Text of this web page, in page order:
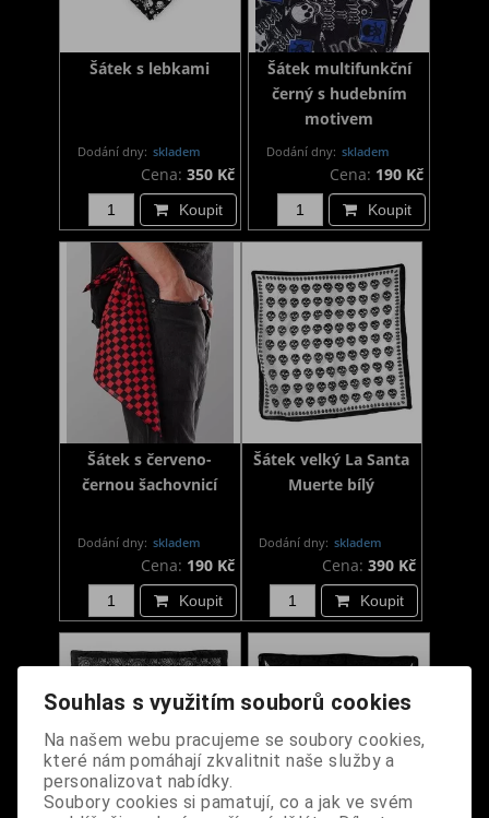
Šátek s lebkami
Dodání dny: skladem
Cena: 350 Kč
Koupit
Šátek multifunkční
černý s hudebním
motivem
Dodání dny: skladem
Cena: 190 Kč
Koupit
Šátek s červeno-
černou šachovnicí
Dodání dny: skladem
Cena: 190 Kč
Koupit
Šátek velký La Santa
Muerte bílý
Dodání dny: skladem
Cena:390 Kč
Koupit
Souhlas s využitím souborů cookies
Na našem webu pracujeme se soubory cookies,
které nám pomáhají zkvalitnit naše služby a
personalizovat nabídky.
Soubory cookies si pamatují, co a jak ve svém